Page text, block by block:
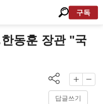
구독
동훈 장관 "국
답글쓰기